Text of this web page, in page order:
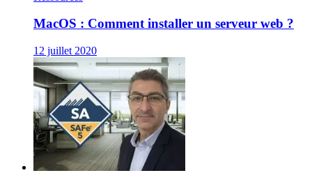
MacOS : Comment installer un serveur web ?
12 juillet 2020